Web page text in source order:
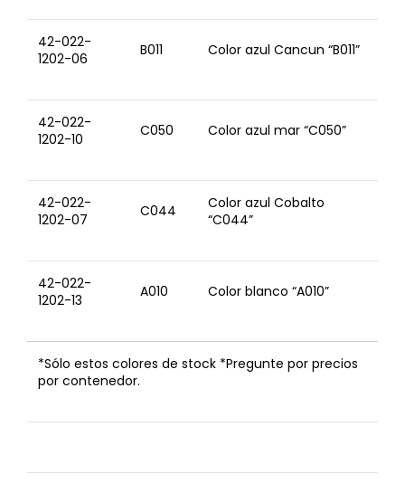
42-022-
1202-06
B011 Color azul Cancun “B011”
42-022-
1202-10
C050 Color azul mar “C050”
42-022-
1202-07
C044
Color azul Cobalto
“C044”
42-022-
1202-13
A010 Color blanco “A010”
*Sólo estos colores de stock *Pregunte por precios
por contenedor.